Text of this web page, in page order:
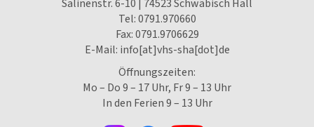
Salinenstr. 6-10 | 74523 Schwäbisch Hall
Tel:0791.970660
Fax: 0791.9706629
E-Mail: info[at]vhs-sha[dot]de
Öffnungszeiten:
Mo – Do 9 – 17 Uhr, Fr 9 – 13 Uhr
In den Ferien 9 – 13 Uhr